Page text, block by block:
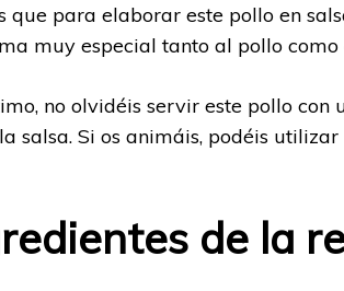
que para elaborar este pollo en
muy especial tanto al pollo
no olvidéis servir este pollo
salsa. Si os animáis, podéis utilizar
de la